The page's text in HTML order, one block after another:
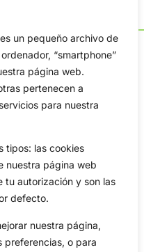
un pequeño archivo de
“smartphone”
página web.
pertenecen a
para nuestra
tipos: las cookies
nuestra página web
tu autorización y son las
defecto.
nuestra página,
preferencias, o para
información del golf
directo, vídeos, noticias,
Cup, DP World Tour, LPGA
Jon Rahm
Ryder Cup
Vídeos
De Interés